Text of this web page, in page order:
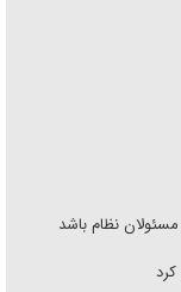
نظام باشد